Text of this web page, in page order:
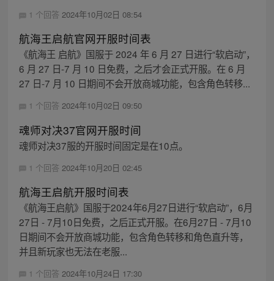
1 个回答 2024年10月02日 08:54
航海王启航官网开服时间表
《航海王 启航》国服于 2024 年 6 月 27 日进行“软启动”，
6 月 27 日-7 月 10 日免费，之后才会正式开服。在 6 月
27 日-7 月 10 日期间不会开放商城功能，包含角色转移...
1 个回答 2024年10月02日 09:50
魂师对决37官网开服时间
魂师对决37服的开服时间固定是在10点。
1 个回答 2024年10月20日 02:45
航海王启航开服时间表
《航海王启航》国服于2024年6月27日进行“软启动”，6月
27日 - 7月10日免费，之后正式开服。在6月27日 - 7月10
日期间不会开放商城功能，包含角色转移和角色直升等，
并且新玩家也无法在老服...
1 个回答 2024年10月24日 17:30